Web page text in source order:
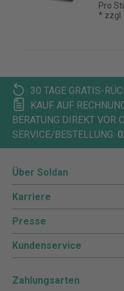
Pro
* zzgl.
30 TAGE GRATIS-
KAUF AUF
BERATUNG DIREKT VOR
SERVICE/BESTELLUNG:
Über Soldan
Karriere
Presse
Kundenservice
Zahlungsarten